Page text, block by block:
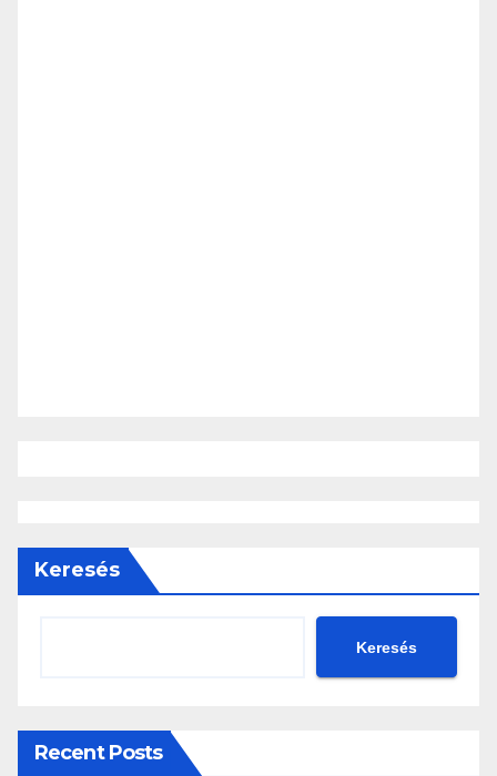
Keresés
Keresés
Recent Posts